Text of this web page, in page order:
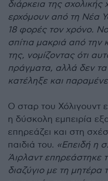
διάρκεια της σχολικής
ερχόμουν από τη Νέα
18 φορές τον χρόνο.
σπίτια μακριά από
της, νομίζοντας ότι
πράγματα, αλλά δεν τα
κατέληξε και
Ο σταρ του Χόλιγουντ
η δύσκολη εμπειρία
επηρεάζει και στη
παιδιά του. «Επειδή η
Άιρλαντ επηρεάστηκε
διαζύγιο με τη